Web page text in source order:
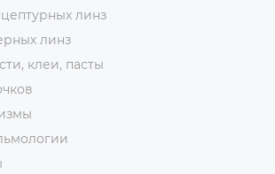
линз
линз
клеи, пасты